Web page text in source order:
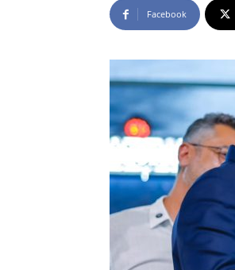
Facebook